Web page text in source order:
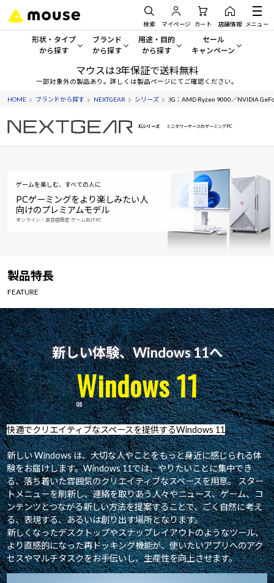
検索 マイページ カート 店舗情報 メニュー
形状・タイプ
から探す
形状・タイプから探す をすべてみる
デスクトップPC
ノートPC
ワークステーション
Windows 11
ブランド
から探す
mouse
G TUNE
NEXTGEAR
iiyama
用途・目的
から探す
一般向けパソコン
ゲーミングPC・ゲーム向けパソコン
学習向けパソコン
セール
キャンペーン
セール・キャンペー
期間限定セール
アウトレットパソコン
おすすめ目玉パソコン
今イチオシのパソコンをピ
Windows 11| Copilot+ PC
マウスは3年保証で送料無料
一部対象外の製品あり。詳しくは製品ページにてご確認ください。
HOME ブランドから探す NEXTGEAR シリーズ JG：AMD Ryzen 9000／NVIDIA
JGシリーズ ミニタワーケースのゲーミングPC
ゲームを楽しむ、すべての人に
PCゲーミングをより楽しみたい人
向けのプレミアムモデル
オンライン・直営店限定 ゲーム向けPC
製品特長
FEATURE
新しい体験、Windows 11へ
Windows 11
快適でクリエイティブなスペースを提供するWindows 11
新しい Windows は、大切な人やことをもっと身近に感じられる体
験をお届けします。Windows 11では、やりたいことに集中でき
る、落ち着いた雰囲気のクリエイティブなスペースを用意。 スター
トメニューを刷新し、連絡を取りあう人々やニュース、ゲーム、コ
ンテンツとつながる新しい方法を提案することで、ごく自然に考え
る、表現する、あるいは創り出す場所となります。
新しくなったデスクトップやスナップレイアウトのようなツール、
より直感的になった再ドッキング機能が、使いたいアプリへのアク
セスやマルチタスクをお手伝いし、生産性を向上させます。